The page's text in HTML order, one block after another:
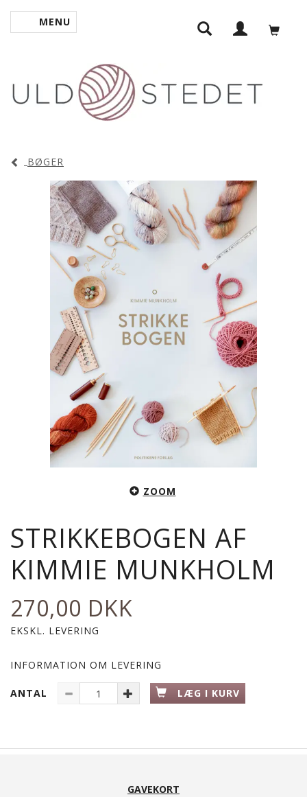
SKIFTE NAVIGATION
MENU
BØGER
ZOOM
STRIKKEBOGEN AF
KIMMIE MUNKHOLM
270,00 DKK
EKSKL. LEVERING
INFORMATION OM LEVERING
ANTAL LÆG I KURV
GAVEKORT